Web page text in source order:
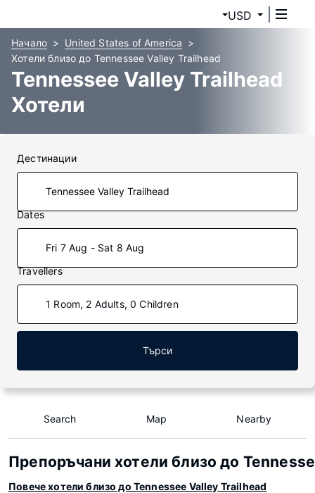
USD
Начало
United States of America
Хотели близо до Tennessee Valley Trailhead
Tennessee Valley Trailhead
Хотели
Дестинации
Dates
Fri 7 Aug - Sat 8 Aug
Travellers
1 Room, 2 Adults, 0 Children
Търси
Search Map Nearby
Препоръчани хотели близо до
Повече хотели близо до Tennessee Valley Trailhead